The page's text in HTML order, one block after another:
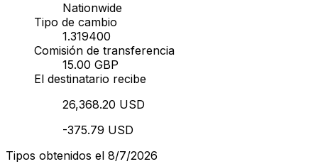
Nationwide
Tipo de cambio
1.319400
Comisión de transferencia
15.00 GBP
El destinatario recibe
26,368.20 USD
-375.79 USD
Tipos obtenidos el 8/7/2026